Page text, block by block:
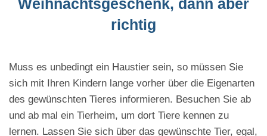
Weihnachtsgeschenk, dann aber
richtig
Muss es unbedingt ein Haustier sein, so müssen Sie
sich mit Ihren Kindern lange vorher über die Eigenarten
des gewünschten Tieres informieren. Besuchen Sie ab
und ab mal ein Tierheim, um dort Tiere kennen zu
lernen. Lassen Sie sich über das gewünschte Tier, egal,